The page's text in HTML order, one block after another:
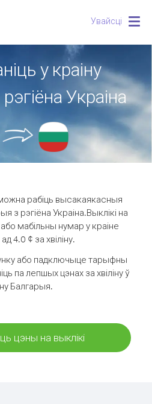
Увайсці
у краіну
Украіна
рабіць высакаякасныя
з рэгіёна Украіна.Выклікі на
мабільны нумар у краіне
4.0 ¢ за хвіліну.
або падключыце тарыфны
па лепшых цэнах за хвіліну ў
Балгарыя.
цэны на выклікі